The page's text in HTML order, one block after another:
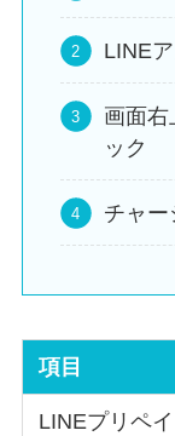
LINE
画面右
ック
チャー
項目
LINEプリペ